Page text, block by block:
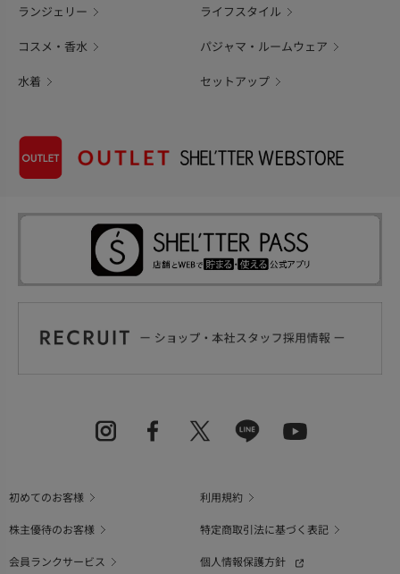
ランジェリー ライフスタイル
コスメ・香水 パジャマ・ルームウェア
水着 セットアップ
初めてのお客様
利用規約
株主優待のお客様
特定商取引法に基づく表記
会員ランクサービス
個人情報保護方針